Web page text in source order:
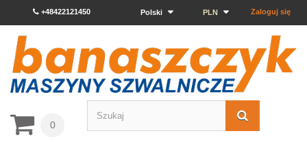
Zaloguj się
PLN
Polski
+48422121450
0